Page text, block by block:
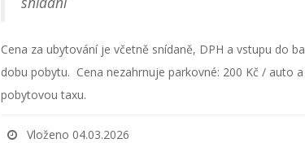
Cena za ubytování je včetně snídaně, DPH a vstupu do
dobu pobytu. Cena nezahrnuje parkovné: 200 Kč / auto
pobytovou taxu.
Vloženo 04.03.2026